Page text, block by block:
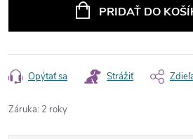
PRIDAŤ DO
Opýtať sa Strážiť
Záruka: 2 roky